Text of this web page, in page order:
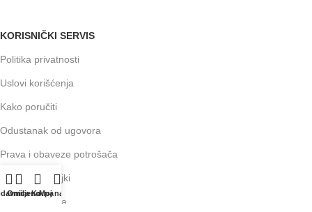
KORISNIČKI SERVIS
Politika privatnosti
Uslovi korišćenja
Kako poručiti
Odustanak od ugovora
Prava i obaveze potrošača
Isporuka pošiljki
Načini plaćanja
OmiljenoKorpa
Moj nalog